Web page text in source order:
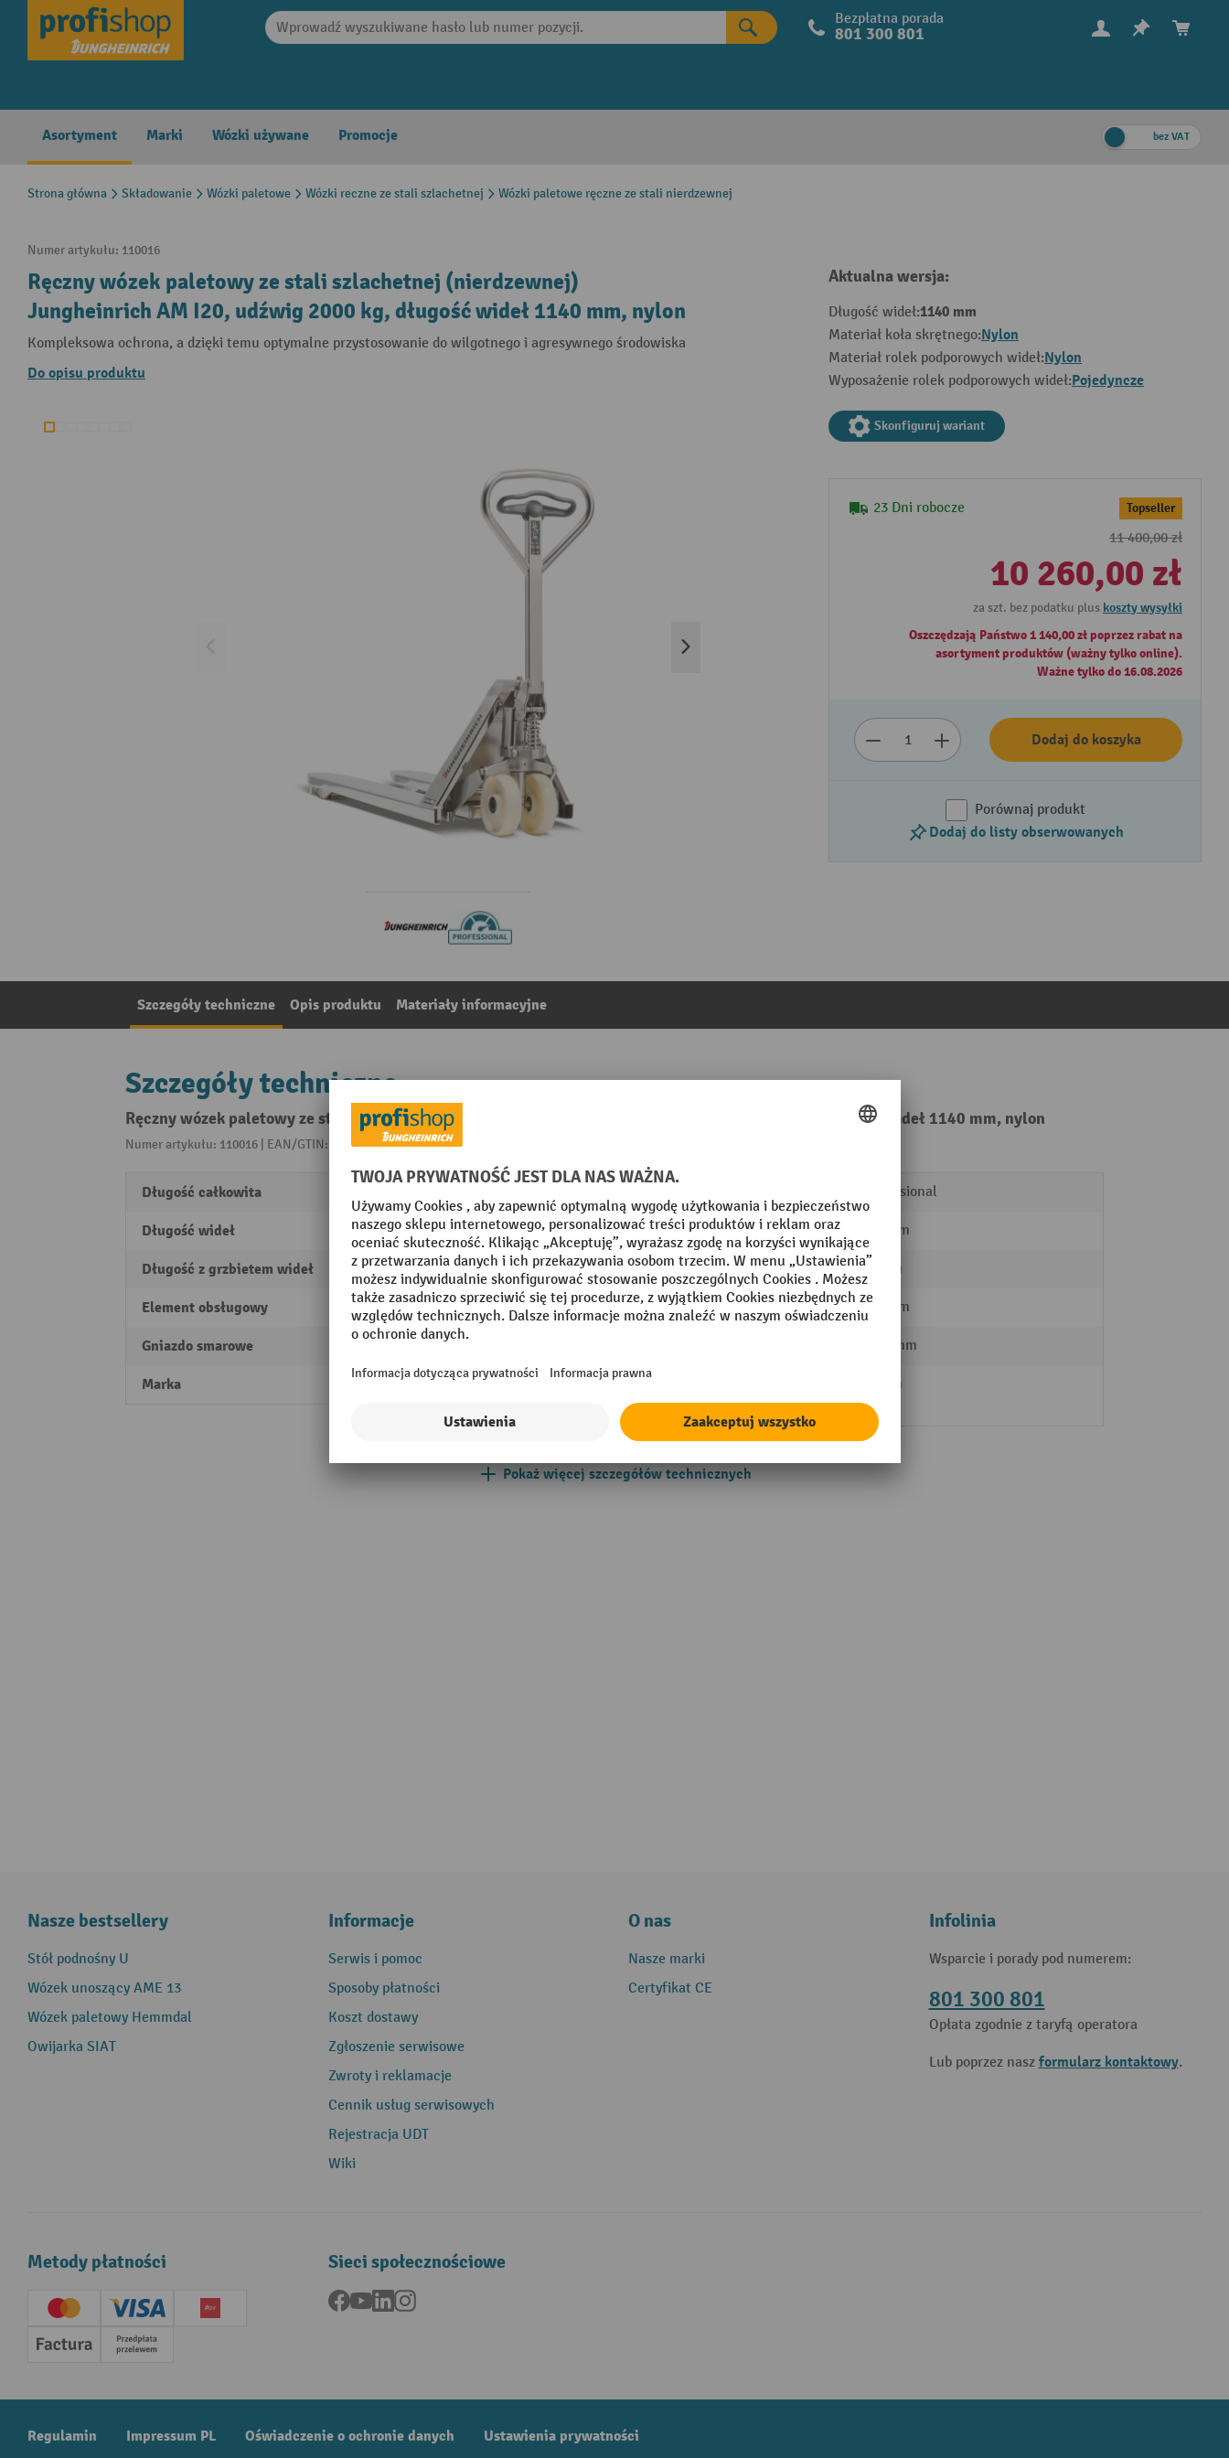
Skip to main navigation Bezpłatna porada
801 300 801
Asortyment Marki Wózki używane Promocje bez VAT
Strona główna Składowanie Wózki paletowe Wózki reczne ze stali szlachetnej Wózki paletowe ręczne ze stali nierdzewnej
Numer artykułu: 110016
Ręczny wózek paletowy ze stali szlachetnej (nierdzewnej)
Jungheinrich AM I20, udźwig 2000 kg, długość wideł 1140 mm, nylon
Kompleksowa ochrona, a dzięki temu optymalne przystosowanie do wilgotnego i agresywnego środowiska
Do opisu produktu
Aktualna wersja:
Długość wideł:1140 mm
Materiał koła skrętnego:Nylon
Materiał rolek podporowych wideł:Nylon
Wyposażenie rolek podporowych wideł:Pojedyncze
Skonfiguruj wariant
23 Dni robocze Topseller
11 400,00 zł
10 260,00 zł
za szt. bez podatku plus koszty wysyłki
Oszczędzają Państwo 1 140,00 zł poprzez rabat na
asortyment produktów (ważny tylko online).
Ważne tylko do 16.08.2026
Dodaj do koszyka
Porównaj produkt
Dodaj do listy obserwowanych
Szczegóły techniczne Opis produktu Materiały informacyjne
Szczegóły techniczne
Ręczny wózek paletowy ze stali szlachetnej (nierdzewnej) Jungheinrich AM I20, udźwig 2000 kg, długość wideł 1140 mm, nylon
Numer artykułu: 110016 | EAN/GTIN: 4260329041085Z kategorii:
Długość całkowita
Długość wideł 1140 mm
Długość z grzbietem wideł 335 mm
Element obsługowy oburęczny
Gniazdo smarowe
Marka Jungheinrich
Professional
Szerokość całkowita 520 mm
Szerokość koła skrętnego 50 mm
Szerokość nośna wideł 520 mm
1810 mm
wideł
90 mm
Pokaż więcej szczegółów technicznych
Nasze bestsellery
Stół podnośny U
Wózek unoszący AME 13
Wózek paletowy Hemmdal
Owijarka SIAT
Informacje
Serwis i pomoc
Sposoby płatności
Koszt dostawy
Zgłoszenie serwisowe
Zwroty i reklamacje
Cennik usług serwisowych
Rejestracja UDT
Wiki
O nas
Nasze marki
Certyfikat CE
Infolinia
Wsparcie i porady pod numerem:
801 300 801
Opłata zgodnie z taryfą operatora
Lub poprzez nasz formularz kontaktowy.
Metody płatności
Creditcard (Master)Creditcard (Visa)
P24
Factura Przedpłata
Sieci społecznościowe
Facebook
YouTubeLinkedInInstagram
Regulamin Impressum PL Oświadczenie o ochronie danych Ustawienia prywatności